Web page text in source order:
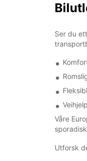
Ser du
Våre
Utforsk